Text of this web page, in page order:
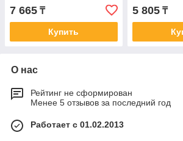
7 665 ₸
Купить
5 805₸
О нас
Рейтинг не сформирован
Менее 5 отзывов за последний год
Работает с 01.02.2013